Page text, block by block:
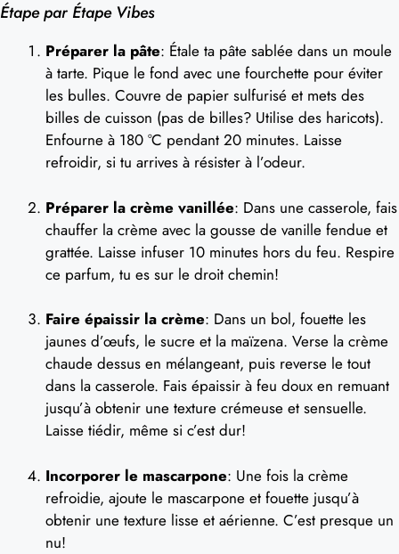
Étape par Étape Vibes
Préparer la pâte: Étale ta pâte sablée dans un moule
à tarte. Pique le fond avec une fourchette pour éviter
les bulles. Couvre de papier sulfurisé et mets des
billes de cuisson (pas de billes? Utilise des haricots).
Enfourne à 180 °C pendant 20 minutes. Laisse
refroidir, si tu arrives à résister à l’odeur.
Préparer la crème vanillée: Dans une casserole, fais
chauffer la crème avec la gousse de vanille fendue et
grattée. Laisse infuser 10 minutes hors du feu. Respire
ce parfum, tu es sur le droit chemin!
Faire épaissir la crème: Dans un bol, fouette les
jaunes d’œufs, le sucre et la maïzena. Verse la crème
chaude dessus en mélangeant, puis reverse le tout
dans la casserole. Fais épaissir à feu doux en remuant
jusqu’à obtenir une texture crémeuse et sensuelle.
Laisse tiédir, même si c’est dur!
Incorporer le mascarpone: Une fois la crème
refroidie, ajoute le mascarpone et fouette jusqu’à
obtenir une texture lisse et aérienne. C’est presque un
nu!